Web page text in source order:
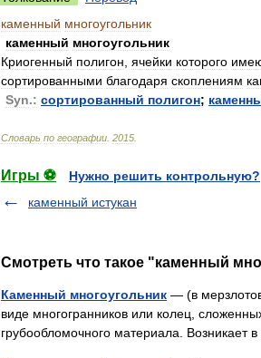
каменный многоугольник
каменный многоугольник
Криогенный полигон ячейки которого
сортированными благодаря скоплениям
Syn.: сортированный полигон;
Словарь по географии 2015
Игры ⚽
Нужно решить контрольную?
каменный истукан
Смотреть что такое "каменный
Каменный многоугольник — (в
виде многогранников или колец,
грубообломочного материала. Возникает